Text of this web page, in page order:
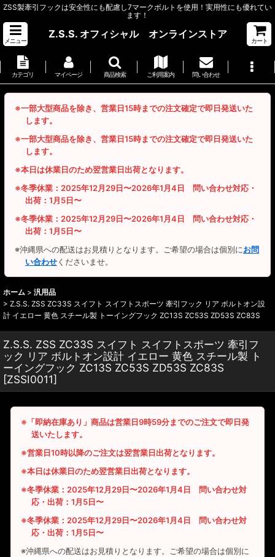
ZSS製牽引フックは安全性にも配慮し7マークボルトを使用！実用性にも優れてい
ます！
メニュー
Z.S.S. オフィシャル オンラインストア
カート
カテゴリ マイページ 商品検索 ご利用案内 問い合わせ
※一部大型商品を除き、営業日15時までの注文確定で即日発送いた
します。
※一部大型商品を除き、営業日15時までの注文確定で即日発送いた
します。
※本日は休業日のため翌営業日出荷となります。
※冬季休業：2025年12月29日〜2026年1月4日 問い合わせ対応・
出荷：1月5日〜
※冬季休業：2025年12月29日〜2026年1月4日 問い合わせ対応・
出荷：1月5日〜
※沖縄県への配送はお見積りとなります。ご希望の場合は個別にお問
い合わせくださいませ。
ホーム > 汎用品
> Z.S.S. ZSS ZC33S スイフト スイフトスポーツ 牽引フック リア ボルトオン設
計 イエロー 黄色 スチール製 トーイングフック ZC13S ZC53S ZD53S ZC83S
Z.S.S. ZSS ZC33S スイフト スイフトスポーツ 牽引フ
ック リア ボルトオン設計 イエロー 黄色 スチール製 ト
ーイングフック ZC13S ZC53S ZD53S ZC83S
[ZSSI0011]
※「即納在庫あり」商品は営業日9時59分までのご注文で即日発
送いたします。
※営業日10時以降のご注文は翌営業日出荷となります。
※本日は休業日のため翌営業日出荷となります。
※冬季休業：2025年12月29日〜2026年1月4日 問い合わせ対
応・出荷：1月5日〜
※冬季休業：2025年12月29日〜2026年1月4日 問い合わせ対
応・出荷：1月5日〜
※沖縄県への配送はお見積りとなります。ご希望の場合は個別に